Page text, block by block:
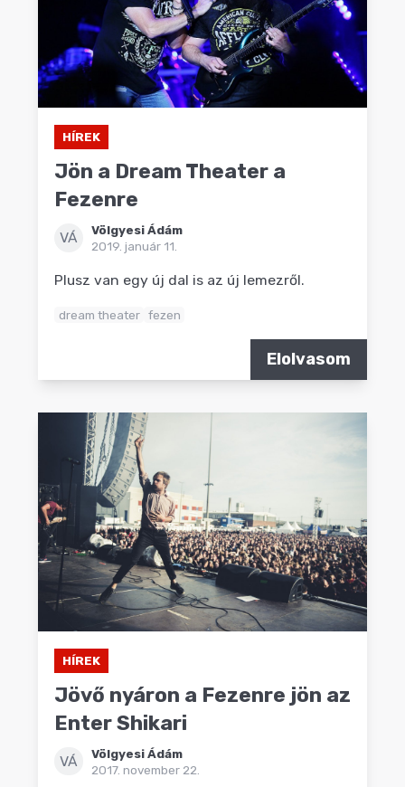
HÍREK
Jön a Dream Theater a
Fezenre
VÁ
Völgyesi Ádám
2019. január 11.
Plusz van egy új dal is az új lemezről.
dream theater fezen
Elolvasom
HÍREK
Jövő nyáron a Fezenre jön az
Enter Shikari
VÁ
Völgyesi Ádám
2017. november 22.